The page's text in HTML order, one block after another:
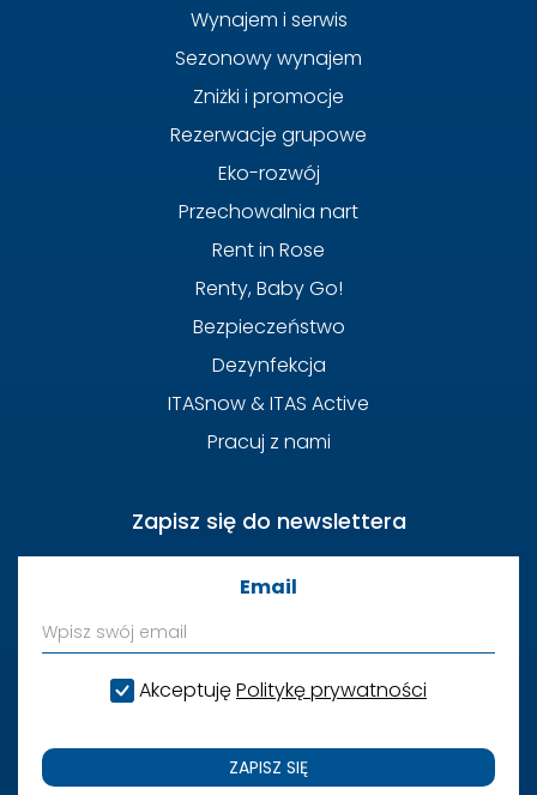
Wynajem i serwis
Sezonowy wynajem
Zniżki i promocje
Rezerwacje grupowe
Eko-rozwój
Przechowalnia nart
Rent in Rose
Renty, Baby Go!
Bezpieczeństwo
Dezynfekcja
ITASnow & ITAS Active
Pracuj z nami
Zapisz się do newslettera
Email
AkceptujęPolitykę prywatności
ZAPISZ SIĘ